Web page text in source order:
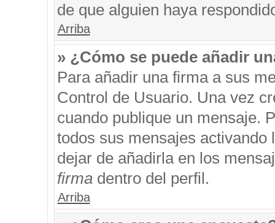
de que alguien haya
Arriba
» ¿Cómo se puede añadir
Para añadir una firma a sus
Control de Usuario. Una vez
cuando publique un mensaje.
todos sus mensajes
dejar de añadirla en los
firmadentro del perfil.
Arriba